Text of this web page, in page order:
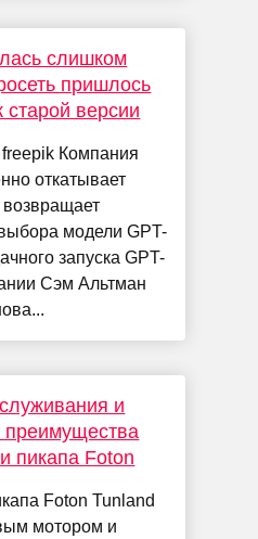
слишком
пришлось
старой версии
Компания
откатывает
модели GPT-
запуска GPT-
Сэм Альтман
и
преимущества
пикапа Foton
Foton Tunland
мотором и